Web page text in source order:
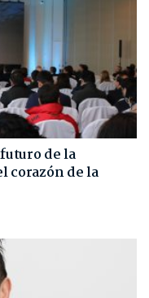
de la
corazón de la